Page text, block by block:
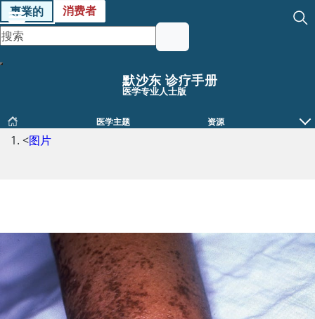
專業的 消费者
默沙东 诊疗手册
医学专业人士版
医学主题 资源
<图片